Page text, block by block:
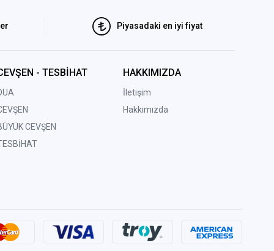
Piyasadaki en iyi fiyat
- TESBİHAT
CEVŞEN
HAKKIMIZDA
İletişim
Hakkımızda